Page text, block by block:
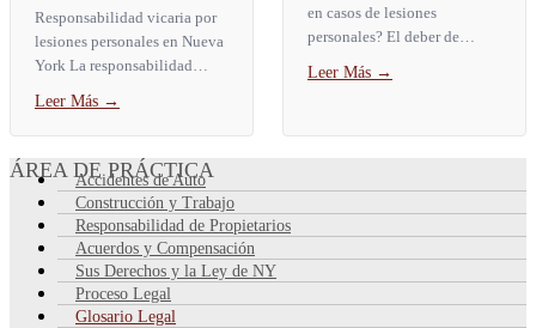
Responsabilidad vicaria por
lesiones personales en Nueva
York La responsabilidad
hace que una parte responda
por las lesiones...
Leer Más →
en casos de lesiones
personales? El deber de
legal de actuar como lo haría
Leer Más →
ÁREA DE PRÁCTICA
Accidentes de Auto
Construcción y Trabajo
Responsabilidad de Propietarios
Acuerdos y Compensación
Sus Derechos y la Ley de NY
Proceso Legal
Glosario Legal